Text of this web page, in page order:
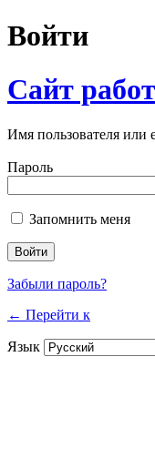
Войти
Сайт
Имя пользователя или
Пароль
Запомнить меня
Забыли пароль?
← Перейти к
Язык